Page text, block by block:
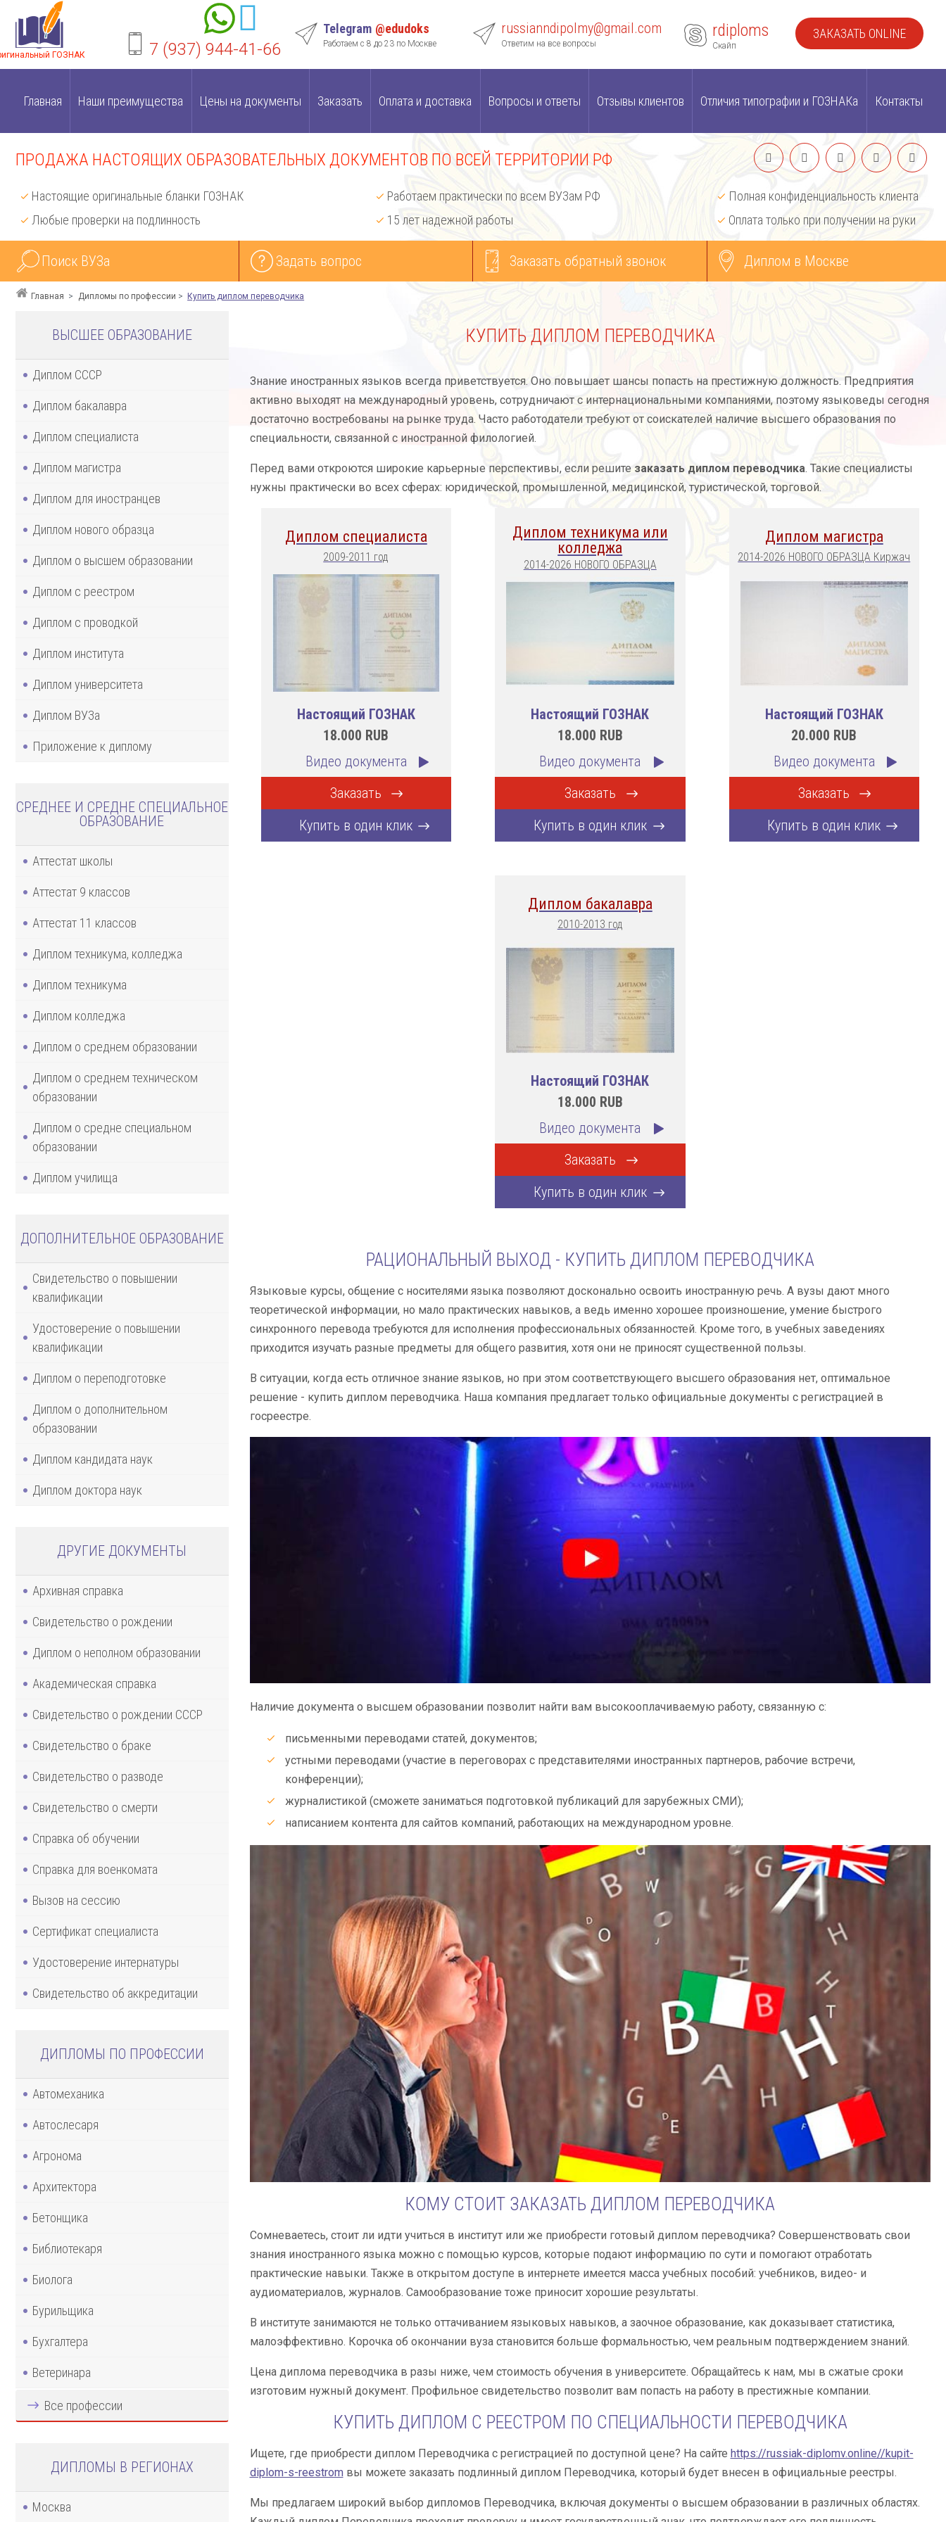
ГОЗНАК 7 (937) 944-41-66
Telegram @edudoks
Работаем с 8 до 23 по Москве
russianndipolmy@gmail.com
Ответим на все вопросы
rdiploms
Скайп
ЗАКАЗАТЬ ONLINE
Главная Наши преимущества Цены на документы Заказать Оплата и доставка Вопросы и ответы Отзывы клиентов Отличия типографии и ГОЗНАКа Контакты
ПРОДАЖА НАСТОЯЩИХ ОБРАЗОВАТЕЛЬНЫХ ДОКУМЕНТОВ ПО ВСЕЙ ТЕРРИТОРИИ РФ
Настоящие оригинальные бланки ГОЗНАК
Любые проверки на подлинность
Работаем практически по всем ВУЗам РФ
15 лет надежной работы
Полная конфиденциальность клиента
Оплата только при получении на руки
Поиск ВУЗа Задать вопрос Заказать обратный звонок Диплом в Москве
Главная Дипломы по профессии Купить диплом переводчика
ВЫСШЕЕ ОБРАЗОВАНИЕ
Диплом СССР
Диплом бакалавра
Диплом специалиста
Диплом магистра
Диплом для иностранцев
Диплом нового образца
Диплом о высшем образовании
Диплом с реестром
Диплом с проводкой
Диплом института
Диплом университета
Диплом ВУЗа
Приложение к диплому
СРЕДНЕЕ И СРЕДНЕ СПЕЦИАЛЬНОЕ
ОБРАЗОВАНИЕ
Аттестат школы
Аттестат 9 классов
Аттестат 11 классов
Диплом техникума, колледжа
Диплом техникума
Диплом колледжа
Диплом о среднем образовании
Диплом о среднем техническом
образовании
Диплом о средне специальном
образовании
Диплом училища
ДОПОЛНИТЕЛЬНОЕ ОБРАЗОВАНИЕ
Свидетельство о повышении
квалификации
Удостоверение о повышении
квалификации
Диплом о переподготовке
Диплом о дополнительном
образовании
Диплом кандидата наук
Диплом доктора наук
ДРУГИЕ ДОКУМЕНТЫ
Архивная справка
Свидетельство о рождении
Диплом о неполном образовании
Академическая справка
Свидетельство о рождении СССР
Свидетельство о браке
Свидетельство о разводе
Свидетельство о смерти
Справка об обучении
Справка для военкомата
Вызов на сессию
Сертификат специалиста
Удостоверение интернатуры
Свидетельство об аккредитации
ДИПЛОМЫ ПО ПРОФЕССИИ
Автомеханика
Автослесаря
Агронома
Архитектора
Бетонщика
Библиотекаря
Биолога
Бурильщика
Бухгалтера
Ветеринара
Все профессии
ДИПЛОМЫ В РЕГИОНАХ
Москва
КУПИТЬ ДИПЛОМ ПЕРЕВОДЧИКА
Знание иностранных языков всегда приветствуется. Оно повышает шансы попасть на престижную должность. Предприятия
активно выходят на международный уровень, сотрудничают с интернациональными компаниями, поэтому языковеды сегодня
достаточно востребованы на рынке труда. Часто работодатели требуют от соискателей наличие высшего образования по
специальности, связанной с иностранной филологией.
Перед вами откроются широкие карьерные перспективы, если решите заказать диплом переводчика. Такие специалисты
нужны практически во всех сферах: юридической, промышленной, медицинской, туристической, торговой.
Диплом специалиста
2009-2011 год
Настоящий ГОЗНАК
18.000 RUB
Видео документа
Заказать
Купить в один клик
Диплом техникума или
колледжа
2014-2026 НОВОГО ОБРАЗЦА
Настоящий ГОЗНАК
18.000 RUB
Видео документа
Заказать
Купить в один клик
Диплом магистра
2014-2026 НОВОГО ОБРАЗЦА Киржач
Настоящий ГОЗНАК
20.000 RUB
Видео документа
Заказать
Купить в один клик
Диплом бакалавра
2010-2013 год
Настоящий ГОЗНАК
18.000 RUB
Видео документа
Заказать
Купить в один клик
РАЦИОНАЛЬНЫЙ ВЫХОД - КУПИТЬ ДИПЛОМ ПЕРЕВОДЧИКА
Языковые курсы, общение с носителями языка позволяют досконально освоить иностранную речь. А вузы дают много
теоретической информации, но мало практических навыков, а ведь именно хорошее произношение, умение быстрого
синхронного перевода требуются для исполнения профессиональных обязанностей. Кроме того, в учебных заведениях
приходится изучать разные предметы для общего развития, хотя они не приносят существенной пользы.
В ситуации, когда есть отличное знание языков, но при этом соответствующего высшего образования нет, оптимальное
решение - купить диплом переводчика. Наша компания предлагает только официальные документы с регистрацией в
госреестре.
Наличие документа о высшем образовании позволит найти вам высокооплачиваемую работу, связанную с:
письменными переводами статей, документов;
устными переводами (участие в переговорах с представителями иностранных партнеров, рабочие встречи,
конференции);
журналистикой (сможете заниматься подготовкой публикаций для зарубежных СМИ);
написанием контента для сайтов компаний, работающих на международном уровне.
КОМУ СТОИТ ЗАКАЗАТЬ ДИПЛОМ ПЕРЕВОДЧИКА
Сомневаетесь, стоит ли идти учиться в институт или же приобрести готовый диплом переводчика? Совершенствовать свои
знания иностранного языка можно с помощью курсов, которые подают информацию по сути и помогают отработать
практические навыки. Также в открытом доступе в интернете имеется масса учебных пособий: учебников, видео- и
аудиоматериалов, журналов. Самообразование тоже приносит хорошие результаты.
В институте занимаются не только оттачиванием языковых навыков, а заочное образование, как доказывает статистика,
малоэффективно. Корочка об окончании вуза становится больше формальностью, чем реальным подтверждением знаний.
Цена диплома переводчика в разы ниже, чем стоимость обучения в университете. Обращайтесь к нам, мы в сжатые сроки
изготовим нужный документ. Профильное свидетельство позволит вам попасть на работу в престижные компании.
КУПИТЬ ДИПЛОМ С РЕЕСТРОМ ПО СПЕЦИАЛЬНОСТИ ПЕРЕВОДЧИКА
Ищете, где приобрести диплом Переводчика с регистрацией по доступной цене? На сайте https://russiak-diplomv.online//kupit-
diplom-s-reestrom вы можете заказать подлинный диплом Переводчика, который будет внесен в официальные реестры.
Мы предлагаем широкий выбор дипломов Переводчика, включая документы о высшем образовании в различных областях.